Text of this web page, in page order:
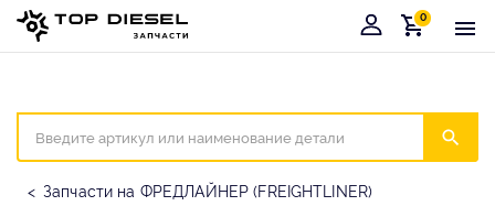
Корзина
0
Запчасти на ФРЕДЛАЙНЕР (FREIGHTLINER)